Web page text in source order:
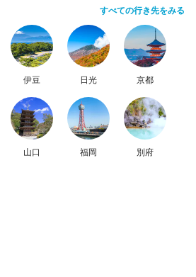
すべての行き先をみる
伊豆 日光 京都
山口 福岡 別府